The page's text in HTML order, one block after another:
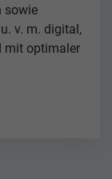
sowie
v. m. digital,
mit optimaler